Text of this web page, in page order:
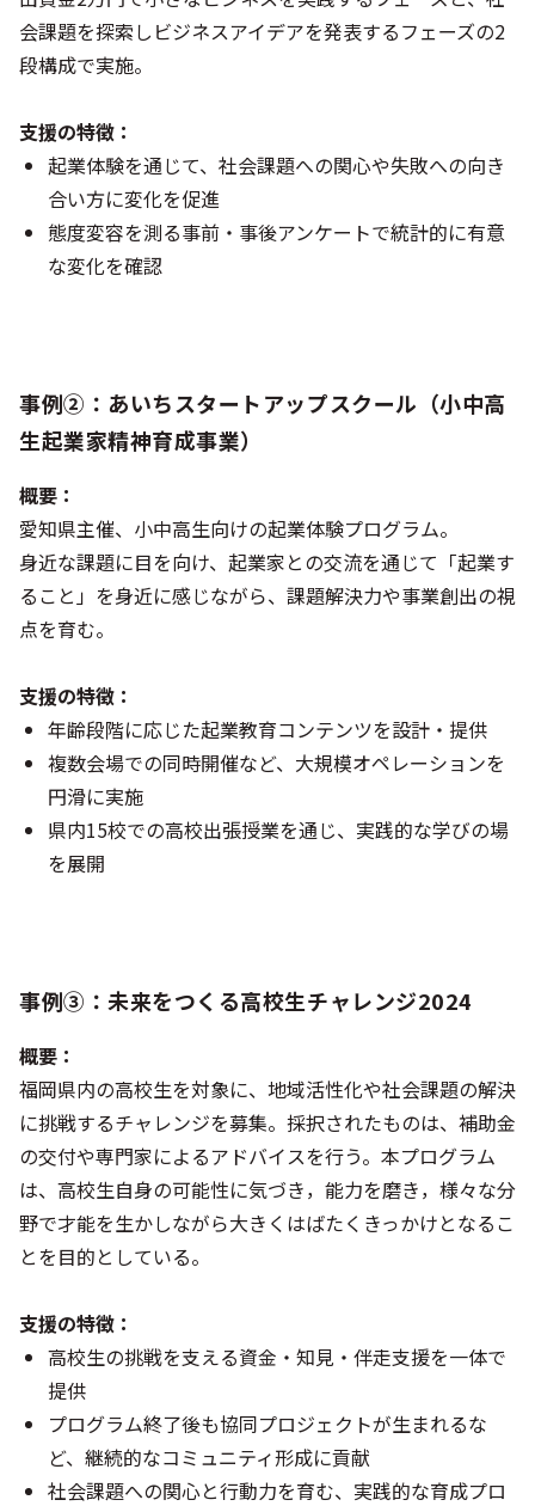
会課題を探索しビジネスアイデアを発表するフェーズの2
段構成で実施。
支援の特徴：
起業体験を通じて、社会課題への関心や失敗への向き
合い方に変化を促進
態度変容を測る事前・事後アンケートで統計的に有意
な変化を確認
事例②：あいちスタートアップスクール（小中高
生起業家精神育成事業）
概要：
愛知県主催、小中高生向けの起業体験プログラム。
身近な課題に目を向け、起業家との交流を通じて「起業す
ること」を身近に感じながら、課題解決力や事業創出の視
点を育む。
支援の特徴：
年齢段階に応じた起業教育コンテンツを設計・提供
複数会場での同時開催など、大規模オペレーションを
円滑に実施
県内15校での高校出張授業を通じ、実践的な学びの場
を展開
事例③：未来をつくる高校生チャレンジ2024
概要：
福岡県内の高校生を対象に、地域活性化や社会課題の解決
に挑戦するチャレンジを募集。採択されたものは、補助金
の交付や専門家によるアドバイスを行う。本プログラム
は、高校生自身の可能性に気づき，能力を磨き，様々な分
野で才能を生かしながら大きくはばたくきっかけとなるこ
とを目的としている。
支援の特徴：
高校生の挑戦を支える資金・知見・伴走支援を一体で
提供
プログラム終了後も協同プロジェクトが生まれるな
ど、継続的なコミュニティ形成に貢献
社会課題への関心と行動力を育む、実践的な育成プロ